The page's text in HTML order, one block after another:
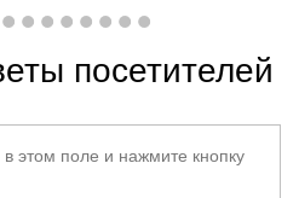
посетителей